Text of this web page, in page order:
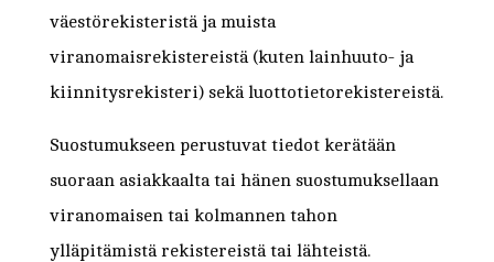
väestörekisteristä ja muista
viranomaisrekistereistä (kuten lainhuuto- ja
kiinnitysrekisteri) sekä luottotietorekistereistä.
Suostumukseen perustuvat tiedot kerätään
suoraan asiakkaalta tai hänen suostumuksellaan
viranomaisen tai kolmannen tahon
ylläpitämistä rekistereistä tai lähteistä.